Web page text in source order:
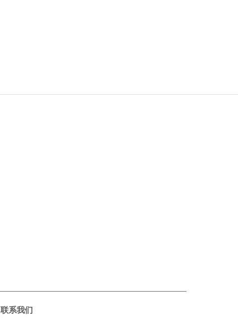
联系我们